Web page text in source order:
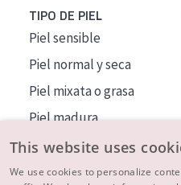
TIPO DE PIEL
Piel sensible
Piel normal y seca
Piel mixata o grasa
Piel madura
Piel expuesta al sol
Piel menopáusica
This website uses
We use cookies to personalize